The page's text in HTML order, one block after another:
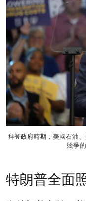
拜登政府時期，美國石油
競爭
特朗普全面